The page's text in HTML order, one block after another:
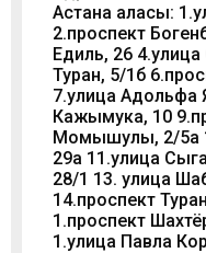
Астана қаласы:
2.проспект
Едиль, 26
Туран, 5/1б
7.улица Адольфа
Кажымука, 10
Момышулы, 2/5а
29а 11.улица
28/1 13. улица
14.проспект
1.проспект
1.улица Павла